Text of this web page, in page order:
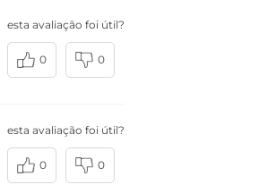
esta avaliação foi útil?
0 0
esta avaliação foi útil?
0 0